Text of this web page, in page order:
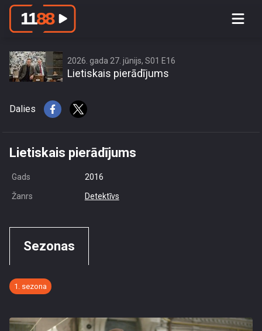
access this content due to your
location or other restrictions set by
country is US and IP address is
216.73.217.2
2026. gada 27. jūnijs, S01 E16
Lietiskais pierādījums
Dalies
Lietiskais pierādījums
Gads 2016
Žanrs Detektīvs
Sezonas
1. sezona